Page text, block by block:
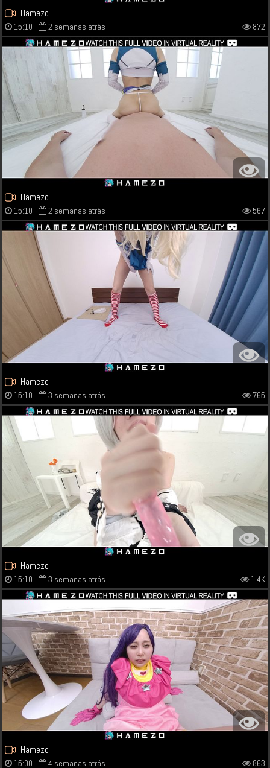
Hamezo
15:10 2 semanas atrás 872
Hamezo
15:10 2 semanas atrás 567
Hamezo
15:10 3 semanas atrás 765
Hamezo
15:10 3 semanas atrás 1.4K
Hamezo
15:00 4 semanas atrás 863